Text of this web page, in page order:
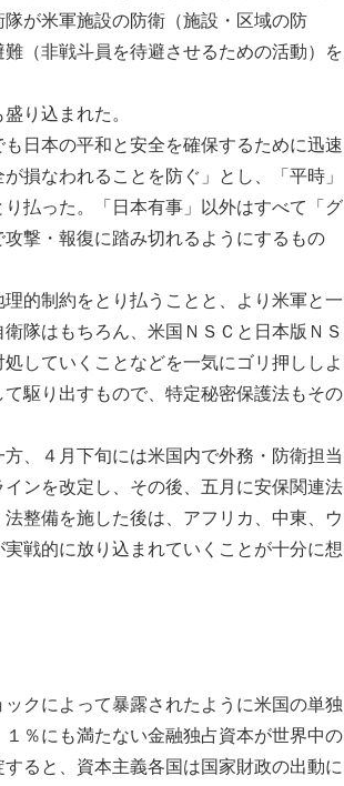
が米軍施設の防衛（施設・区域の防
（非戦斗員を待避させるための活動）を
り込まれた。
日本の平和と安全を確保するために迅速
損なわれることを防ぐ」とし、「平時」
払った。「日本有事」以外はすべて「グ
撃・報復に踏み切れるようにするもの
的制約をとり払うことと、より米軍と一
隊はもちろん、米国ＮＳＣと日本版ＮＳ
していくことなどを一気にゴリ押ししよ
駆り出すもので、特定秘密保護法もその
、４月下旬には米国内で外務・防衛担当
ンを改定し、その後、五月に安保関連法
整備を施した後は、アフリカ、中東、ウ
戦的に放り込まれていくことが十分に想
クによって暴露されたように米国の単独
％にも満たない金融独占資本が世界中の
ると、資本主義各国は国家財政の出動に